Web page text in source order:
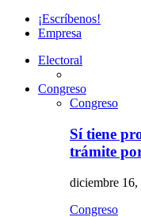
¡Escríbenos!
Empresa
Electoral
Congreso
Congreso
Sí tiene
trámite
diciembre 16,
Congreso